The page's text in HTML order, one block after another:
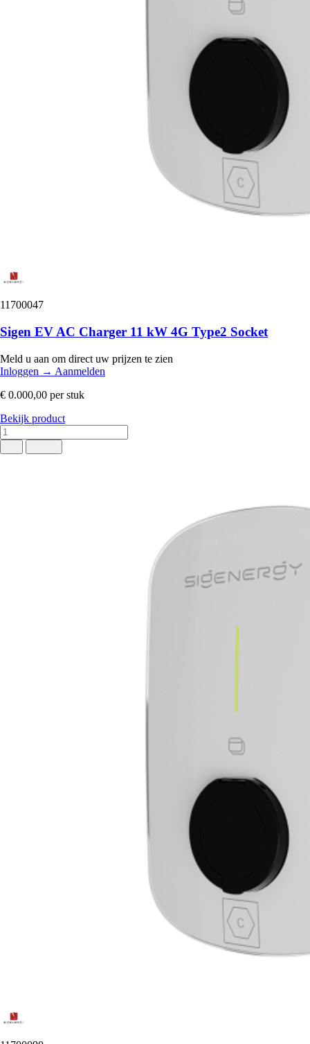
11700047
Sigen EV AC Charger 11 kW 4G Type2 Socket
Meld u aan om direct uw prijzen te zien
Inloggen → Aanmelden
€ 0.000,00 per stuk
Bekijk product